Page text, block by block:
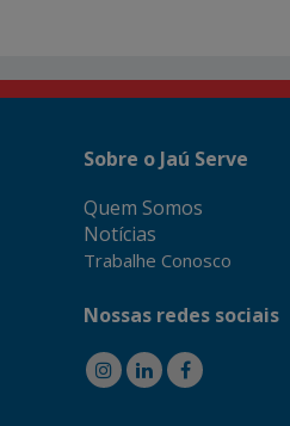
Sobre o Jaú Serve
Quem Somos
Notícias
Trabalhe Conosco
Nossas redes sociais